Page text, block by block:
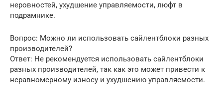
неровностей, ухудшение управляемости, люфт в
подрамнике.
Вопрос: Можно ли использовать сайлентблоки разных
производителей?
Ответ: Не рекомендуется использовать сайлентблоки
разных производителей, так как это может привести к
неравномерному износу и ухудшению управляемости.